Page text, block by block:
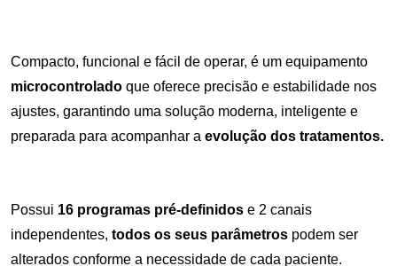
Compacto, funcional e fácil de operar, é um equipamento
microcontrolado que oferece precisão e estabilidade nos
ajustes, garantindo uma solução moderna, inteligente e
preparada para acompanhar a evolução dos tratamentos.
Possui 16 programas pré-definidos e 2 canais
independentes, todos os seus parâmetros podem ser
alterados conforme a necessidade de cada paciente.